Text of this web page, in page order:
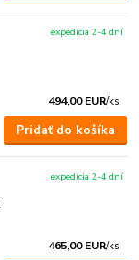
494,00 EUR/ks
expedícia 2-4 dní
Pridať do košíka
465,00 EUR/ks
expedícia 2-4 dní